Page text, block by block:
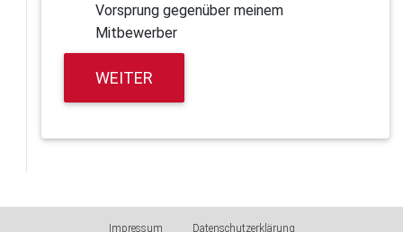
Vorsprung gegenüber meinem
Mitbewerber
WEITER
Impressum Datenschutzerklärung